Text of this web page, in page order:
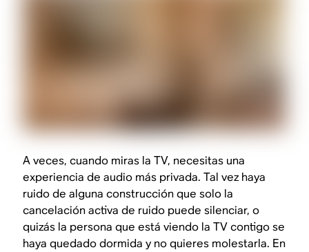
A veces, cuando miras la TV, necesitas una
experiencia de audio más privada. Tal vez haya
ruido de alguna construcción que solo la
cancelación activa de ruido puede silenciar, o
quizás la persona que está viendo la TV contigo se
haya quedado dormida y no quieres molestarla. En